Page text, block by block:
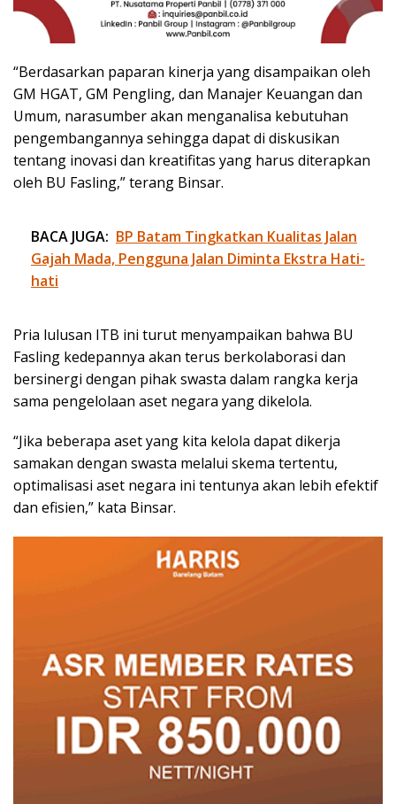
“Berdasarkan paparan kinerja yang disampaikan oleh
GM HGAT, GM Pengling, dan Manajer Keuangan dan
Umum, narasumber akan menganalisa kebutuhan
pengembangannya sehingga dapat di diskusikan
tentang inovasi dan kreatifitas yang harus diterapkan
oleh BU Fasling,” terang Binsar.
BACA JUGA: BP Batam Tingkatkan Kualitas Jalan
Gajah Mada, Pengguna Jalan Diminta Ekstra Hati-
hati
Pria lulusan ITB ini turut menyampaikan bahwa BU
Fasling kedepannya akan terus berkolaborasi dan
bersinergi dengan pihak swasta dalam rangka kerja
sama pengelolaan aset negara yang dikelola.
“Jika beberapa aset yang kita kelola dapat dikerja
samakan dengan swasta melalui skema tertentu,
optimalisasi aset negara ini tentunya akan lebih efektif
dan efisien,” kata Binsar.